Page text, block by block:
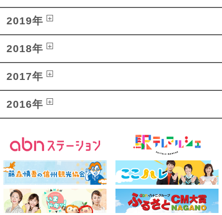
2019年
2018年
2017年
2016年